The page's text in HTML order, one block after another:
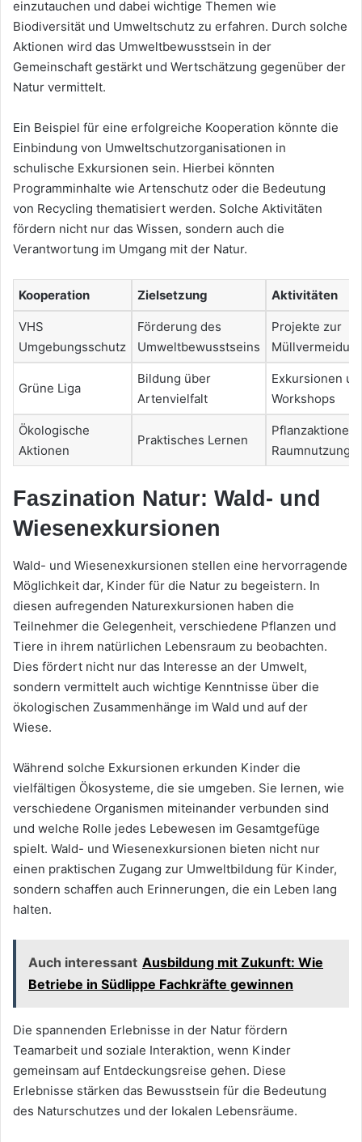
einzutauchen und dabei wichtige Themen wie
Biodiversität und Umweltschutz zu erfahren. Durch solche
Aktionen wird das Umweltbewusstsein in der
Gemeinschaft gestärkt und Wertschätzung gegenüber der
Natur vermittelt.
Ein Beispiel für eine erfolgreiche Kooperation könnte die
Einbindung von Umweltschutzorganisationen in
schulische Exkursionen sein. Hierbei könnten
Programminhalte wie Artenschutz oder die Bedeutung
von Recycling thematisiert werden. Solche Aktivitäten
fördern nicht nur das Wissen, sondern auch die
Verantwortung im Umgang mit der Natur.
Kooperation Zielsetzung Aktivitäten
VHS
Umgebungsschutz
Förderung des
Umweltbewusstseins
Projekte zur
Grüne Liga
Bildung über
Artenvielfalt
Exkursionen
Workshops
Ökologische
Aktionen
Praktisches Lernen
Pflanzaktionen
Faszination Natur: Wald- und
Wiesenexkursionen
Wald- und Wiesenexkursionen stellen eine hervorragende
Möglichkeit dar, Kinder für die Natur zu begeistern. In
diesen aufregenden Naturexkursionen haben die
Teilnehmer die Gelegenheit, verschiedene Pflanzen und
Tiere in ihrem natürlichen Lebensraum zu beobachten.
Dies fördert nicht nur das Interesse an der Umwelt,
sondern vermittelt auch wichtige Kenntnisse über die
ökologischen Zusammenhänge im Wald und auf der
Wiese.
Während solche Exkursionen erkunden Kinder die
vielfältigen Ökosysteme, die sie umgeben. Sie lernen, wie
verschiedene Organismen miteinander verbunden sind
und welche Rolle jedes Lebewesen im Gesamtgefüge
spielt. Wald- und Wiesenexkursionen bieten nicht nur
einen praktischen Zugang zur Umweltbildung für Kinder,
sondern schaffen auch Erinnerungen, die ein Leben lang
halten.
Auch interessant Ausbildung mit Zukunft: Wie
Betriebe in Südlippe Fachkräfte gewinnen
Die spannenden Erlebnisse in der Natur fördern
Teamarbeit und soziale Interaktion, wenn Kinder
gemeinsam auf Entdeckungsreise gehen. Diese
Erlebnisse stärken das Bewusstsein für die Bedeutung
des Naturschutzes und der lokalen Lebensräume.